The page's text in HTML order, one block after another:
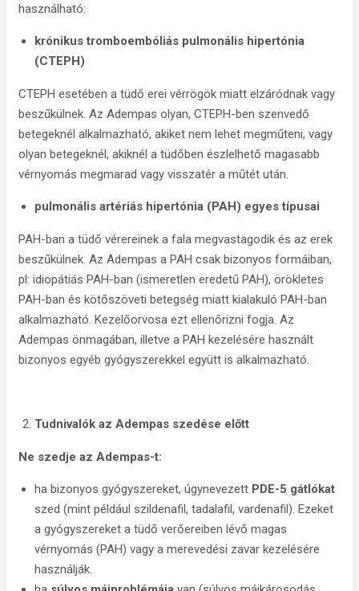
használható:
krónikus tromboembóliás pulmonális hipertónia
(CTEPH)
CTEPH esetében a tüdő erei vérrögök miatt elzáródnak vagy
beszűkülnek. Az Adempas olyan, CTEPH-ben szenvedő
betegeknél alkalmazható, akiket nem lehet megműteni, vagy
olyan betegeknél, akiknél a tüdőben észlelhető magasabb
vérnyomás megmarad vagy visszatér a műtét után.
pulmonális artériás hipertónia (PAH) egyes típusai
PAH-ban a tüdő vérereinek a fala megvastagodik és az erek
beszűkülnek. Az Adempas a PAH csak bizonyos formáiban,
pl: idiopátiás PAH-ban (ismeretlen eredetű PAH), örökletes
PAH-ban és kötőszöveti betegség miatt kialakuló PAH-ban
alkalmazható. Kezelőorvosa ezt ellenőrizni fogja. Az
Adempas önmagában, illetve a PAH kezelésére használt
bizonyos egyéb gyógyszerekkel együtt is alkalmazható.
Tudnivalók az Adempas szedése előtt
Ne szedje az Adempas-t:
ha bizonyos gyógyszereket, úgynevezett PDE-5 gátlókat
szed (mint például szildenafil, tadalafil, vardenafil). Ezeket
a gyógyszereket a tüdő verőereiben lévő magas
vérnyomás (PAH) vagy a merevedési zavar kezelésére
használják.